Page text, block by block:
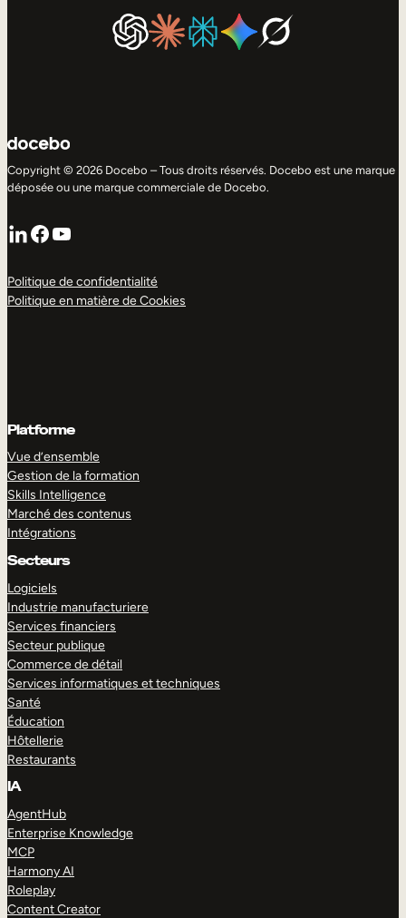
Copyright © 2026 Docebo – Tous droits réservés. Docebo est une marque
déposée ou une marque commerciale de Docebo.
LinkedIn
Facebook
YouTube
Politique de confidentialité
Politique en matière de Cookies
Platforme
Vue d’ensemble
Gestion de la formation
Skills Intelligence
Marché des contenus
Intégrations
Secteurs
Logiciels
Industrie manufacturiere
Services financiers
Secteur publique
Commerce de détail
Services informatiques et techniques
Santé
Éducation
Hôtellerie
Restaurants
IA
AgentHub
Enterprise Knowledge
MCP
Harmony AI
Roleplay
Content Creator